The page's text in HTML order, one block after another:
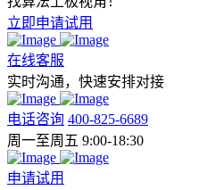
立即申请试用
在线客服
实时沟通，快速安排对接
电话咨询 400-825-6689
周一至周五 9:00-18:30
申请试用